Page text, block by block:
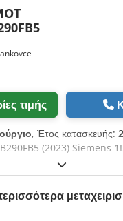
τιμής
, Έτος κατασκευής:
(2023) Siemens
60 Hz Crodpjzr Nkmofx Ac
κατασκευής 280M